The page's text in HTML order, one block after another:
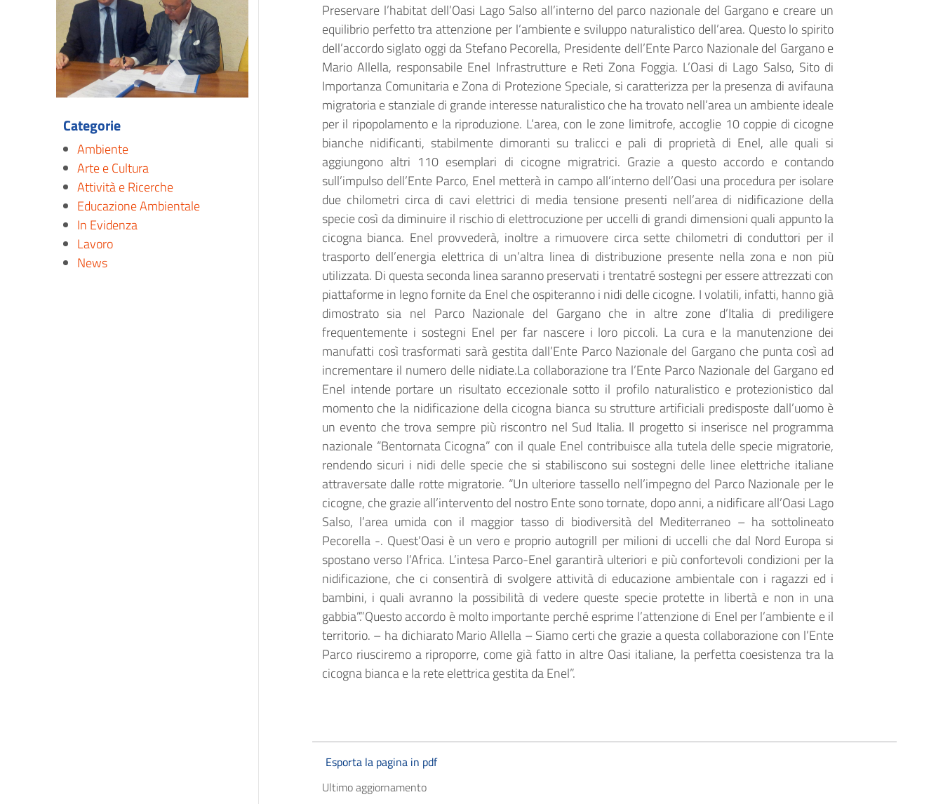
Categorie
Ambiente
Arte e Cultura
Attività e Ricerche
Educazione Ambientale
In Evidenza
Lavoro
News
Preservare l’habitat dell’Oasi Lago Salso all’interno del parco nazionale del Gargano e creare un
equilibrio perfetto tra attenzione per l’ambiente e sviluppo naturalistico dell’area. Questo lo spirito
dell’accordo siglato oggi da Stefano Pecorella, Presidente dell’Ente Parco Nazionale del Gargano e
Mario Allella, responsabile Enel Infrastrutture e Reti Zona Foggia. L’Oasi di Lago Salso, Sito di
Importanza Comunitaria e Zona di Protezione Speciale, si caratterizza per la presenza di avifauna
migratoria e stanziale di grande interesse naturalistico che ha trovato nell’area un ambiente ideale
per il ripopolamento e la riproduzione. L’area, con le zone limitrofe, accoglie 10 coppie di cicogne
bianche nidificanti, stabilmente dimoranti su tralicci e pali di proprietà di Enel, alle quali si
aggiungono altri 110 esemplari di cicogne migratrici. Grazie a questo accordo e contando
sull’impulso dell’Ente Parco, Enel metterà in campo all’interno dell’Oasi una procedura per isolare
due chilometri circa di cavi elettrici di media tensione presenti nell’area di nidificazione della
specie così da diminuire il rischio di elettrocuzione per uccelli di grandi dimensioni quali appunto la
cicogna bianca. Enel provvederà, inoltre a rimuovere circa sette chilometri di conduttori per il
trasporto dell’energia elettrica di un’altra linea di distribuzione presente nella zona e non più
utilizzata. Di questa seconda linea saranno preservati i trentatré sostegni per essere attrezzati con
piattaforme in legno fornite da Enel che ospiteranno i nidi delle cicogne. I volatili, infatti, hanno già
dimostrato sia nel Parco Nazionale del Gargano che in altre zone d’Italia di prediligere
frequentemente i sostegni Enel per far nascere i loro piccoli. La cura e la manutenzione dei
manufatti così trasformati sarà gestita dall’Ente Parco Nazionale del Gargano che punta così ad
incrementare il numero delle nidiate.La collaborazione tra l’Ente Parco Nazionale del Gargano ed
Enel intende portare un risultato eccezionale sotto il profilo naturalistico e protezionistico dal
momento che la nidificazione della cicogna bianca su strutture artificiali predisposte dall’uomo è
un evento che trova sempre più riscontro nel Sud Italia. Il progetto si inserisce nel programma
nazionale “Bentornata Cicogna” con il quale Enel contribuisce alla tutela delle specie migratorie,
rendendo sicuri i nidi delle specie che si stabiliscono sui sostegni delle linee elettriche italiane
attraversate dalle rotte migratorie. “Un ulteriore tassello nell’impegno del Parco Nazionale per le
cicogne, che grazie all’intervento del nostro Ente sono tornate, dopo anni, a nidificare all’Oasi Lago
Salso, l’area umida con il maggior tasso di biodiversità del Mediterraneo – ha sottolineato
Pecorella -. Quest’Oasi è un vero e proprio autogrill per milioni di uccelli che dal Nord Europa si
spostano verso l’Africa. L’intesa Parco-Enel garantirà ulteriori e più confortevoli condizioni per la
nidificazione, che ci consentirà di svolgere attività di educazione ambientale con i ragazzi ed i
bambini, i quali avranno la possibilità di vedere queste specie protette in libertà e non in una
gabbia”.”Questo accordo è molto importante perché esprime l’attenzione di Enel per l’ambiente e il
territorio. – ha dichiarato Mario Allella – Siamo certi che grazie a questa collaborazione con l’Ente
Parco riusciremo a riproporre, come già fatto in altre Oasi italiane, la perfetta coesistenza tra la
cicogna bianca e la rete elettrica gestita da Enel”.
Esporta la pagina in pdf
Ultimo aggiornamento